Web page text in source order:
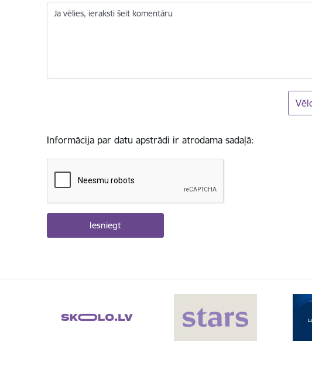
Ja vēlies, ieraksti šeit komentāru
Informācija par datu apstrādi ir atrodama sadaļā: